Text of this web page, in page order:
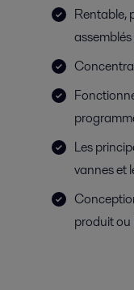
Rentable,
Les
vannes et
produit ou